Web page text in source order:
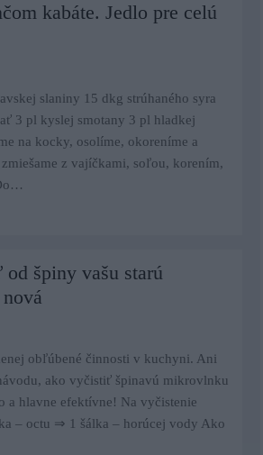
kabáte. Jedlo pre celú
slaniny 15 dkg strúhaného syra
3 pl kyslej smotany 3 pl hladkej
na kocky, osolíme, okoreníme a
z vajíčkami, soľou, korením,
špiny vašu starú
obľúbené činnosti v kuchyni. Ani
ako vyčistiť špinavú mikrovlnku
a hlavne efektívne! Na vyčistenie
– octu ⇒ 1 šálka – horúcej vody Ako